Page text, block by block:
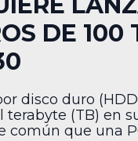
DE 100
disco duro
terabyte (TB) en
común que una